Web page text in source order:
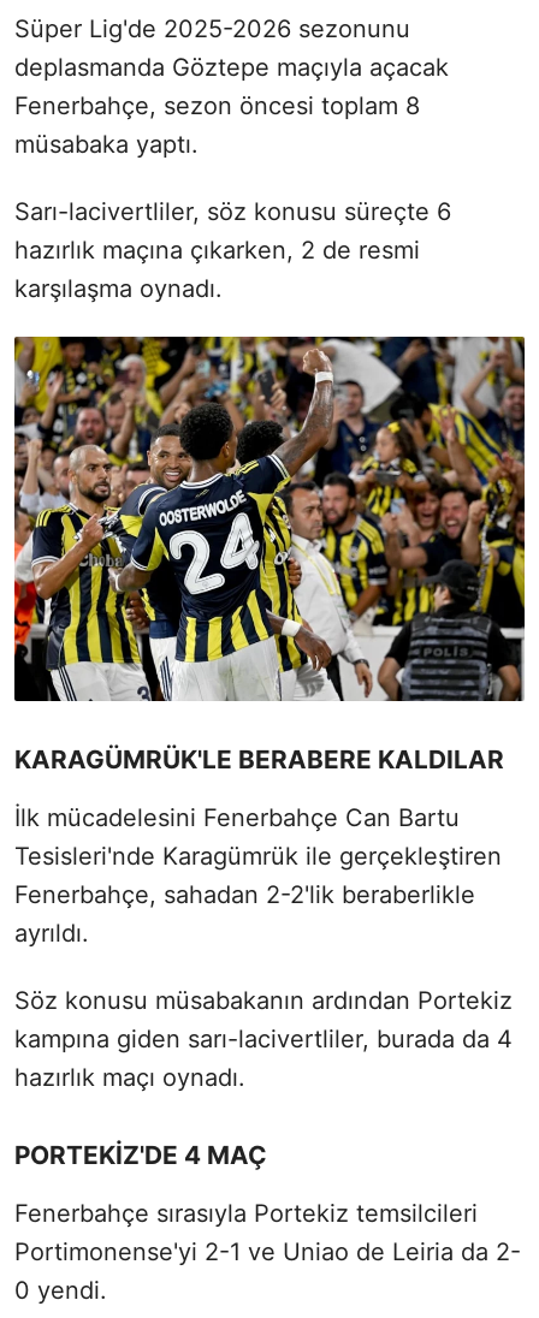
Süper Lig'de 2025-2026 sezonunu
deplasmanda Göztepe maçıyla açacak
Fenerbahçe, sezon öncesi toplam 8
müsabaka yaptı.
Sarı-lacivertliler, söz konusu süreçte 6
hazırlık maçına çıkarken, 2 de resmi
karşılaşma oynadı.
KARAGÜMRÜK'LE BERABERE KALDILAR
İlk mücadelesini Fenerbahçe Can Bartu
Tesisleri'nde Karagümrük ile gerçekleştiren
Fenerbahçe, sahadan 2-2'lik beraberlikle
ayrıldı.
Söz konusu müsabakanın ardından Portekiz
kampına giden sarı-lacivertliler, burada da 4
hazırlık maçı oynadı.
PORTEKİZ'DE 4 MAÇ
Fenerbahçe sırasıyla Portekiz temsilcileri
Portimonense'yi 2-1 ve Uniao de Leiria da 2-
0 yendi.